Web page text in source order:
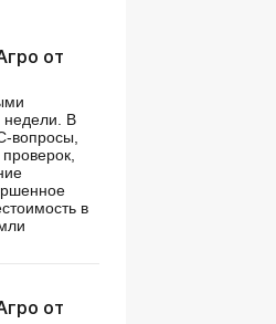
от
недели. В
вопросы,
в
от